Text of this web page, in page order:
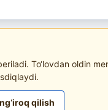
To‘lovdan oldin
qilish